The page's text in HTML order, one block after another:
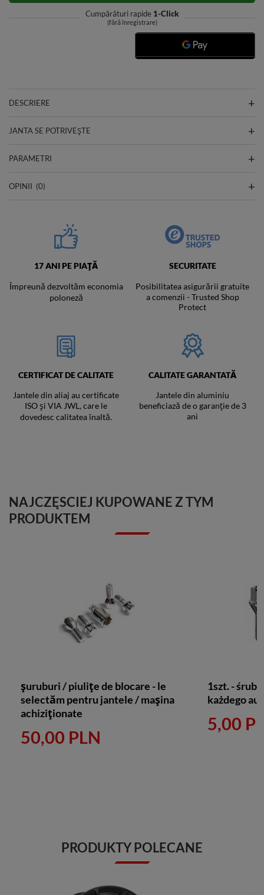
Cumpărături rapide 1-Click
(fără înregistrare)
DESCRIERE
JANTA SE POTRIVEȘTE
PARAMETRI
OPINII (0)
17 ANI PE PIAȚĂ
Împreună dezvoltăm economia
poloneză
SECURITATE
Posibilitatea asigurării gratuite
a comenzii - Trusted Shop
Protect
CERTIFICAT DE CALITATE
Jantele din aliaj au certificate
ISO și VIA JWL, care le
dovedesc calitatea înaltă.
CALITATE GARANTATĂ
Jantele din aluminiu
beneficiază de o garanție de 3
ani
NAJCZĘSCIEJ KUPOWANE Z TYM
PRODUKTEM
șuruburi / piulițe de blocare - le
selectăm pentru jantele / mașina
achiziționate
50,00 PLN
1szt. -
każdego
5,00
PRODUKTY POLECANE